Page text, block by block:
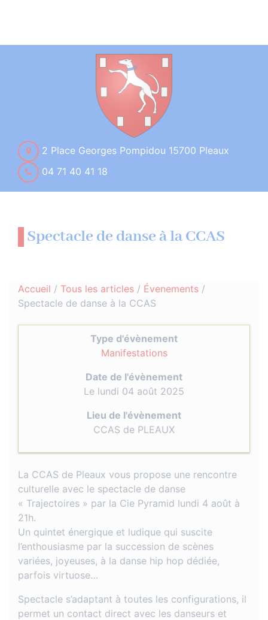
2 Place Georges Pompidou 15700 Pleaux
04 71 40 41 18
Spectacle de danse à la CCAS
Accueil / Tous les articles / Évenements /
Spectacle de danse à la CCAS
Type d'évènement
Manifestations
Date de l'évènement
Le lundi 04 août 2025
Lieu de l'évènement
CCAS de PLEAUX
La CCAS de Pleaux vous propose une rencontre
culturelle avec le spectacle de danse
« Trajectoires » par la Cie Pyramid lundi 4 août à
21h.
Un quintet énergique et ludique qui suscite
l’enthousiasme par la succession de scènes
variées, joyeuses, à la danse hip hop dédiée,
parfois virtuose…
Spectacle s’adaptant à toutes les configurations, il
permet un contact direct avec les danseurs et